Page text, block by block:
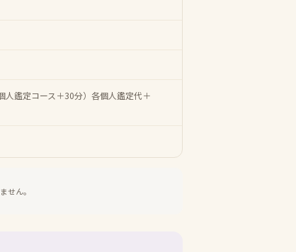
鑑定コース＋30分）各個人鑑定代＋
せん。